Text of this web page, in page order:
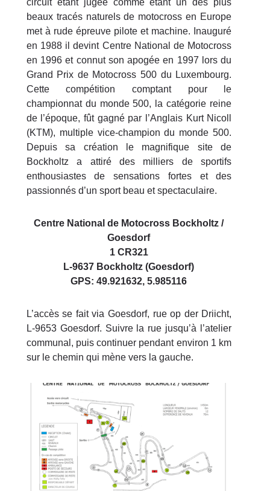
beaux tracés naturels de motocross en Europe
met à rude épreuve pilote et machine. Inauguré
en 1988 il devint Centre National de Motocross
en 1996 et connut son apogée en 1997 lors du
Grand Prix de Motocross 500 du Luxembourg.
Cette compétition comptant pour le
championnat du monde 500, la catégorie reine
de l’époque, fût gagné par l’Anglais Kurt Nicoll
(KTM), multiple vice-champion du monde 500.
Depuis sa création le magnifique site de
Bockholtz a attiré des milliers de sportifs
enthousiastes de sensations fortes et des
passionnés d’un sport beau et spectaculaire.
Centre National de Motocross Bockholtz /
Goesdorf
1 CR321
L-9637 Bockholtz (Goesdorf)
GPS: 49.921632, 5.985116
L’accès se fait via Goesdorf, rue op der Driicht,
L-9653 Goesdorf. Suivre la rue jusqu’à l’atelier
communal, puis continuer pendant environ 1 km
sur le chemin qui mène vers la gauche.